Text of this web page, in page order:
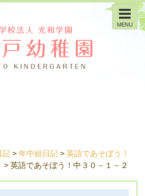
MENU
記 > 年中組日記 > 英語であそぼう！
> 英語であそぼう！中３０－１－２